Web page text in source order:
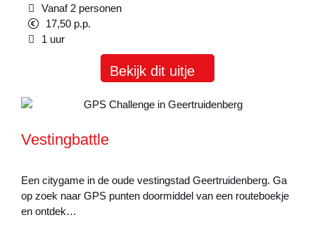
Vanaf 2 personen
17,50 p.p.
1 uur
Bekijk dit uitje
Vestingbattle
Een citygame in de oude vestingstad Geertruidenberg. Ga
op zoek naar GPS punten doormiddel van een routeboekje
en ontdek…